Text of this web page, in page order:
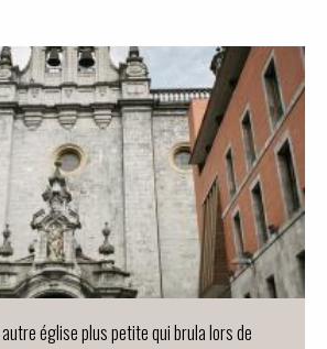
église plus petite qui brula lors de